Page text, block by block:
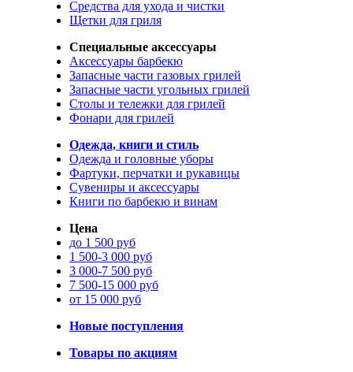
Средства для ухода и чистки
Щетки для гриля
Специальные аксессуары
Аксессуары барбекю
Запасные части газовых грилей
Запасные части угольных грилей
Столы и тележки для грилей
Фонари для грилей
Одежда, книги и стиль
Одежда и головные уборы
Фартуки, перчатки и рукавицы
Сувениры и аксессуары
Книги по барбекю и винам
Цена
до 1 500 руб
1 500-3 000 руб
3 000-7 500 руб
7 500-15 000 руб
от 15 000 руб
Новые поступления
Товары по акциям